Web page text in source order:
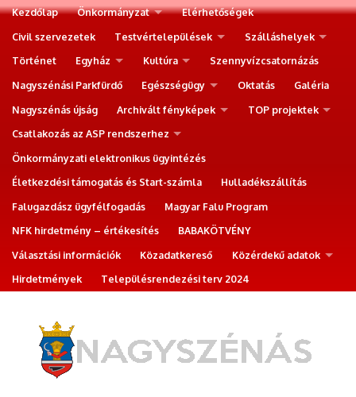
Kezdőlap Önkormányzat
Elérhetőségek
Civil szervezetek
Testvértelepülések
Szálláshelyek
Történet
Egyház Kultúra
Szennyvízcsatornázás
Nagyszénási Parkfürdő
Egészségügy Oktatás
Galéria
Nagyszénás újság
Archivált fényképek
TOP projektek
Csatlakozás az ASP rendszerhez
Önkormányzati elektronikus ügyintézés
Életkezdési támogatás és Start-számla
Hulladékszállítás
Falugazdász ügyfélfogadás
Magyar Falu Program
NFK hirdetmény – értékesítés
BABAKÖTVÉNY
Választási információk
Közadatkereső
Közérdekű adatok
Hirdetmények
Településrendezési terv 2024